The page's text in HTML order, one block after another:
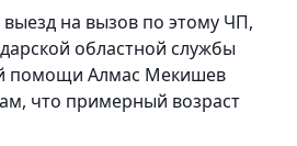
на вызов по этому ЧП,
областной службы
помощи Алмас Мекишев
что примерный возраст